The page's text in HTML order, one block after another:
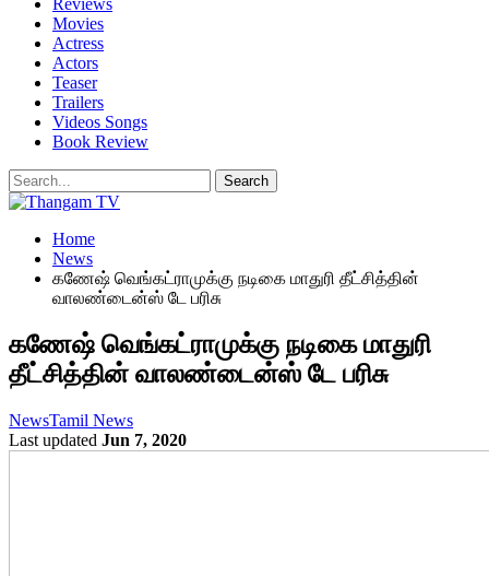
Reviews
Movies
Actress
Actors
Teaser
Trailers
Videos Songs
Book Review
Home
News
கணேஷ் வெங்கட்ராமுக்கு நடிகை மாதுரி தீட்சித்தின்
வாலண்டைன்ஸ் டே பரிசு
கணேஷ் வெங்கட்ராமுக்கு நடிகை மாதுரி
தீட்சித்தின் வாலண்டைன்ஸ் டே பரிசு
NewsTamil News
Last updated Jun 7, 2020